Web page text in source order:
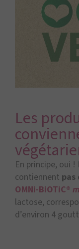
Les
En principe, oui
contiennent pas
OMNi-BiOTiC®
lactose,
d’environ 4